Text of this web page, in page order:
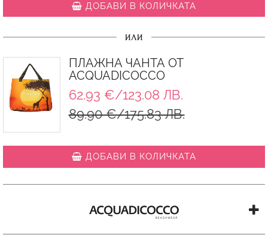
ДОБАВИ В КОЛИЧКАТА
ИЛИ
ПЛАЖНА ЧАНТА ОТ
ACQUADICOCCO
62.93 €/123.08 ЛВ.
89.90 €/175.83 ЛВ.
ДОБАВИ В КОЛИЧКАТА